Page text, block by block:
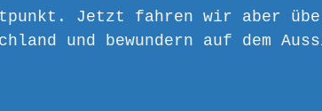
Jetzt fahren wir aber
und bewundern auf dem